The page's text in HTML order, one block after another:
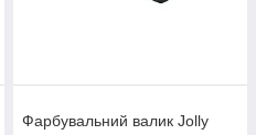
Фарбувальний валик Jolly